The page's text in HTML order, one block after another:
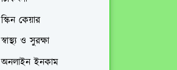
স্কিন কেয়ার
স্বাস্থ্য ও সুরক্ষা
অনলাইন ইনকাম